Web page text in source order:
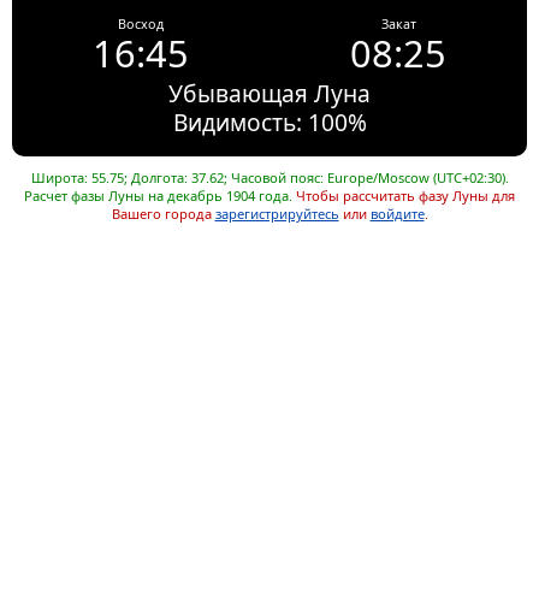
Восход
16:45
Закат
08:25
Убывающая Луна
Видимость: 100%
Широта: 55.75; Долгота: 37.62; Часовой пояс: Europe/Moscow (UTC+02:30).
Расчет фазы Луны на декабрь 1904 года. Чтобы рассчитать фазу Луны для
Вашего города зарегистрируйтесь или войдите.